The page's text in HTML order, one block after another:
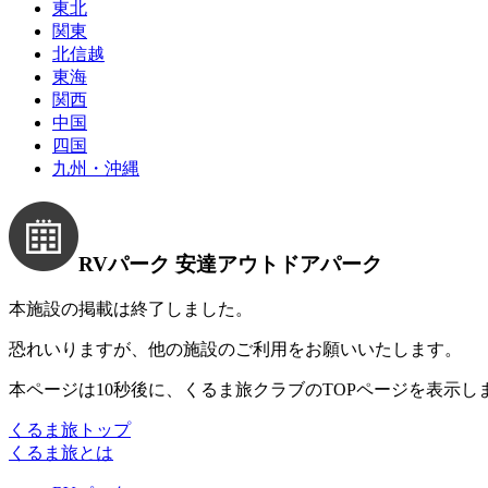
東北
関東
北信越
東海
関西
中国
四国
九州・沖縄
RVパーク 安達アウトドアパーク
本施設の掲載は終了しました。
恐れいりますが、他の施設のご利用をお願いいたします。
本ページは10秒後に、くるま旅クラブのTOPページを表示し
くるま旅トップ
くるま旅とは